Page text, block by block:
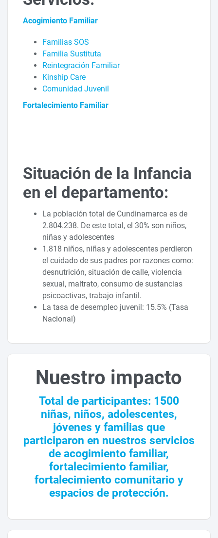
Acogimiento Familiar
Familias SOS
Familia Sustituta
Reintegración Familiar
Kinship Care
Comunidad Juvenil
Fortalecimiento Familiar
Situación de la Infancia
en el departamento:
La población total de Cundinamarca es de
2.804.238. De este total, el 30% son niños,
niñas y adolescentes
1.818 niños, niñas y adolescentes perdieron
el cuidado de sus padres por razones como:
desnutrición, situación de calle, violencia
sexual, maltrato, consumo de sustancias
psicoactivas, trabajo infantil.
La tasa de desempleo juvenil: 15.5% (Tasa
Nacional)
Nuestro impacto
Total de participantes: 1500
niñas, niños, adolescentes,
jóvenes y familias que
participaron en nuestros servicios
de acogimiento familiar,
fortalecimiento familiar,
fortalecimiento comunitario y
espacios de protección.